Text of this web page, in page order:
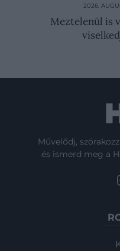
2026.
Meztelenül is
Művelődj,
és ismerd meg a